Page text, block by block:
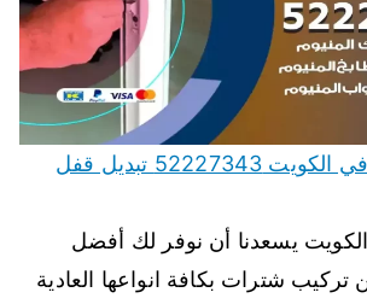
تبديل اقفال شتر في الكويت 52227343 تبديل قفل
يسعدنا أن نوفر لك أفضل
شترات بكافة انواعها العادية